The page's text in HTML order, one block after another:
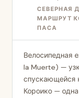
СЕВЕРНАЯ
МАРШРУТ
ПАСА
Велосипедная
la Muerte) —
спускающейся
Короико —